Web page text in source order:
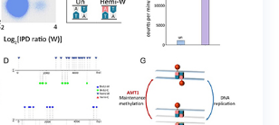
变暖对人类生存环境造成的最持久、
一。探索海平面上升的多圈...